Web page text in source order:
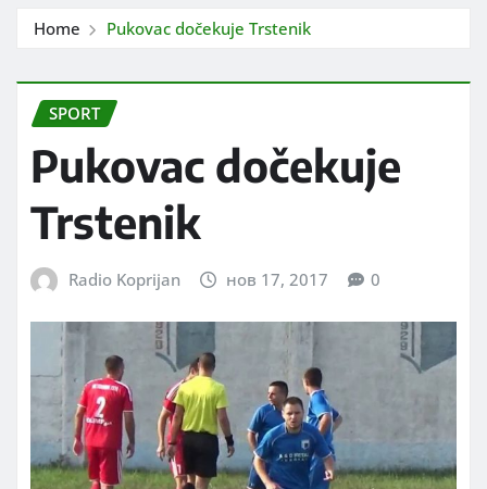
Home Pukovac dočekuje Trstenik
SPORT
Pukovac dočekuje
Trstenik
Radio Koprijan нов 17, 2017 0